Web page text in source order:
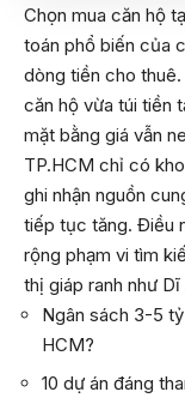
Chọn mua căn hộ
toán phổ biến của
dòng tiền cho
căn hộ vừa túi tiền
mặt bằng giá vẫn
TP.HCM chỉ có
ghi nhận nguồn
tiếp tục tăng. Điều
rộng phạm vi tìm
thị giáp ranh như Dĩ
Ngân sách 3-5
HCM?
10 dự án đáng